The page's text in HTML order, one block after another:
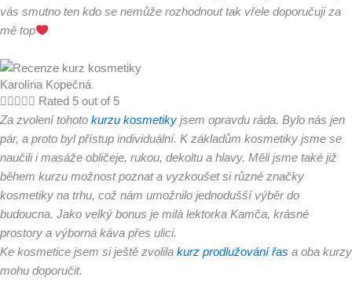
vás smutno ten kdo se nemůže rozhodnout tak vřele doporučuji za
mě top
Karolína Kopečná
     Rated 5 out of 5
Za zvolení tohoto kurzu kosmetiky jsem opravdu ráda. Bylo nás jen
pár, a proto byl přístup individuální. K základům kosmetiky jsme se
naučili i masáže obličeje, rukou, dekoltu a hlavy. Měli jsme také již
během kurzu možnost poznat a vyzkoušet si různé značky
kosmetiky na trhu, což nám umožnilo jednodušší výběr do
budoucna. Jako velký bonus je milá lektorka Kamča, krásné
prostory a výborná káva přes ulici.
Ke kosmetice jsem si ještě zvolila kurz prodlužování řas a oba kurzy
mohu doporučit.